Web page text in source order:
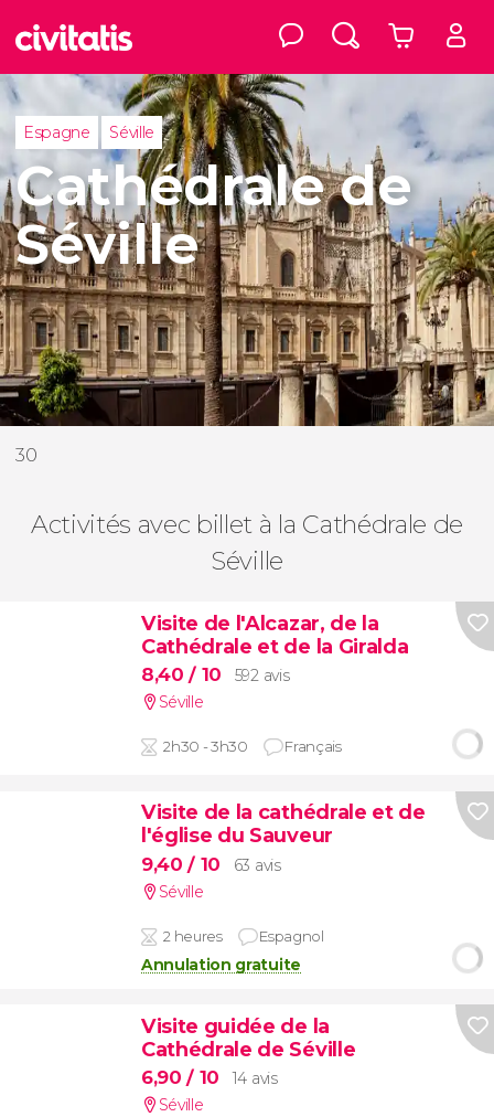
Espagne Séville
Cathédrale de
Séville
30
Activités avec billet à la Cathédrale de
Séville
Visite de l'Alcazar, de la
Cathédrale et de la Giralda
8,40/ 10
592 avis
Séville
2h30 - 3h30 Français
Visite de la cathédrale et de
l'église du Sauveur
9,40/ 10
63 avis
Séville
2 heures Espagnol
Annulation gratuite
Visite guidée de la
Cathédrale de Séville
6,90/ 10
14 avis
Séville